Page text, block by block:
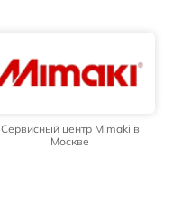
Сервисный центр Mimaki в
Москве